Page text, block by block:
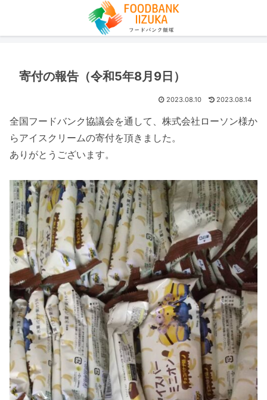
寄付の報告（令和5年8月9日）
2023.08.10 2023.08.14
全国フードバンク協議会を通して、株式会社ローソン様か
らアイスクリームの寄付を頂きました。
ありがとうございます。